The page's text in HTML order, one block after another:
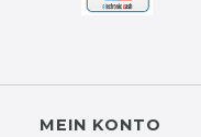
MEIN KONTO